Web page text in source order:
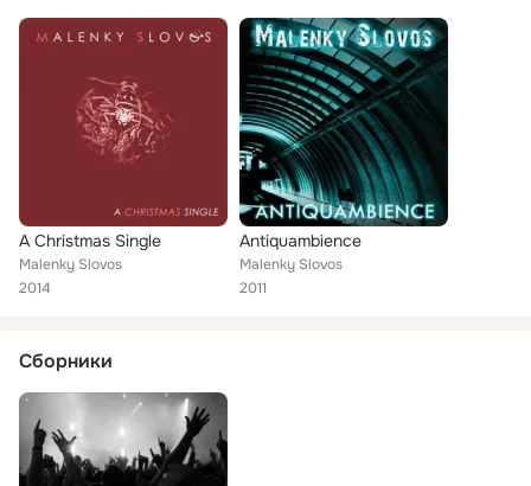
A Christmas Single
Malenky Slovos
2014
Antiquambience
Malenky Slovos
2011
Сборники